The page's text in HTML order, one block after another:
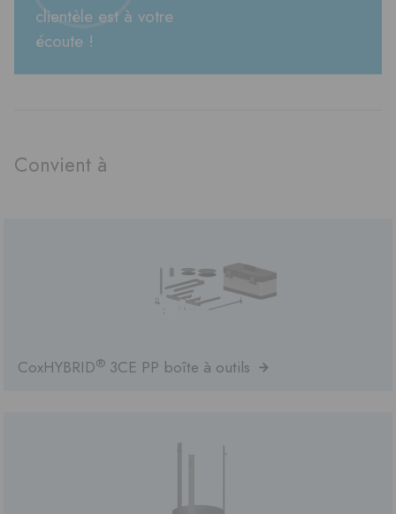
clientèle est à votre
écoute !
Convient à
CoxHYBRID® 3CE PP boîte à outils